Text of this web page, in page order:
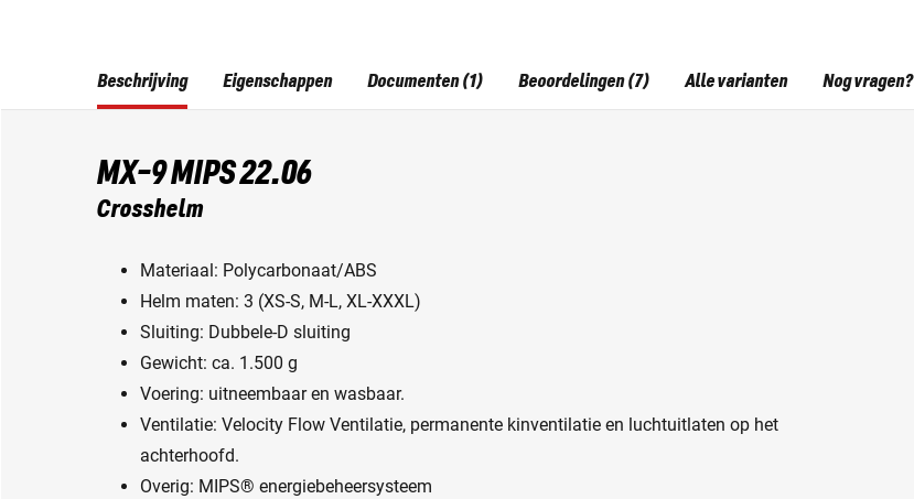
Beschrijving
MX-9 MIPS 22.06
Crosshelm
Materiaal: Polycarbonaat/ABS
Helm maten: 3 (XS-S, M-L, XL-XXXL)
Sluiting: Dubbele-D sluiting
Gewicht: ca. 1.500 g
Voering: uitneembaar en wasbaar.
Ventilatie: Velocity Flow Ventilatie, permanente kinventilatie en luchtuitlaten op het
achterhoofd.
Overig: MIPS® energiebeheersysteem
Eigenschappen Documenten (1) Beoordelingen (7) Alle varianten Nog vragen?